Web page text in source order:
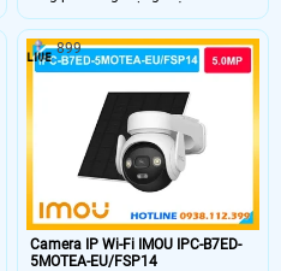
khả năng ghi hình 4MP đàm thoại 2
chiều, hồng ngoại 30m, chống
ngược sáng DWDR và khả năng lưu
trữ với thẻ nhớ 512GB. Camea này
có tích hợp IP giúp phân biệt người
xe chính xác có thể giám sát từ xa
qua app thích hợp gắn ngoài trời
nhờ IP66 và những nơi không có
Camera IP Wi-Fi IMOU IPC-B7ED-
5MOTEA-EU/FSP14
899